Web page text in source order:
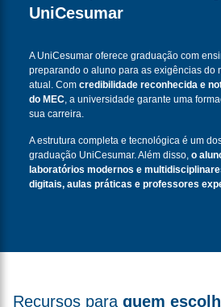
UniCesumar
A UniCesumar oferece graduação com
preparando o aluno para as exigências do
atual. Com credibilidade reconhecida e
do MEC, a universidade garante uma
sua carreira.
A estrutura completa e tecnológica é um
graduação UniCesumar. Além disso, o
laboratórios modernos e
digitais, aulas práticas e professores
Recursos para quem